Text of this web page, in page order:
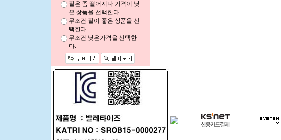
질은 좀 떨어지나 가격이 낮
은 상품을 선택한다.
무조건 질이 좋은 상품을 선
택한다.
무조건 낮은가격을 선택한
다.